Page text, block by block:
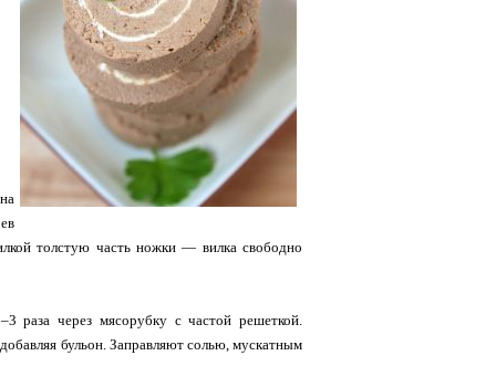
толстую часть ножки — вилка свободно
раза через мясорубку с частой решеткой.
бульон. Заправляют солью, мускатным